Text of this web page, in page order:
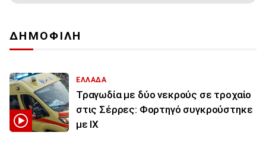
ΔΗΜΟΦΙΛΗ
ΕΛΛΑΔΑ
Τραγωδία με δύο νεκρούς σε τροχαίο
στις Σέρρες: Φορτηγό συγκρούστηκε
με ΙΧ